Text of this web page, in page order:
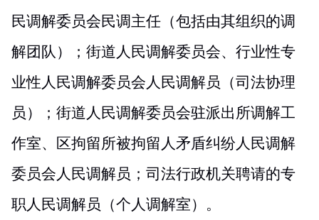
民调解委员会民调主任（包括由其组织的调
解团队）；街道人民调解委员会、行业性专
业性人民调解委员会人民调解员（司法协理
员）；街道人民调解委员会驻派出所调解工
作室、区拘留所被拘留人矛盾纠纷人民调解
委员会人民调解员；司法行政机关聘请的专
职人民调解员（个人调解室）。